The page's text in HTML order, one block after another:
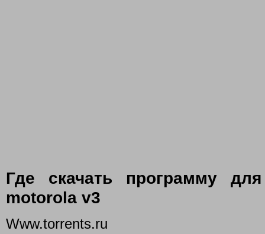
Где скачать программу
motorola v3
Www.torrents.ru